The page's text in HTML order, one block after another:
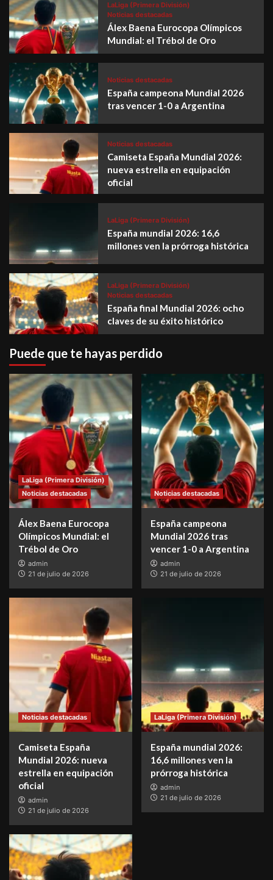
LaLiga (Primera División)
Noticias destacadas
Álex Baena Eurocopa Olímpicos
Mundial: el Trébol de Oro
Noticias destacadas
España campeona Mundial 2026
tras vencer 1-0 a Argentina
Noticias destacadas
Camiseta España Mundial 2026:
nueva estrella en equipación
oficial
LaLiga (Primera División)
España mundial 2026: 16,6
millones ven la prórroga histórica
LaLiga (Primera División)
Noticias destacadas
España final Mundial 2026: ocho
claves de su éxito histórico
Puede que te hayas perdido
LaLiga (Primera División)
Noticias destacadas
Álex Baena Eurocopa
Olímpicos Mundial: el
Trébol de Oro
admin
21 de julio de 2026
Noticias destacadas
España campeona
Mundial 2026 tras
vencer 1-0 a Argentina
admin
21 de julio de 2026
Noticias destacadas
Camiseta España
Mundial 2026: nueva
estrella en equipación
oficial
admin
21 de julio de 2026
LaLiga (Primera División)
España mundial 2026:
16,6 millones ven la
prórroga histórica
admin
21 de julio de 2026